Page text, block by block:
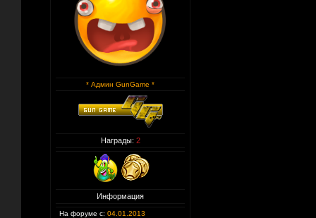
* Админ GunGame *
Награды: 2
Информация
На форуме с: 04.01.2013